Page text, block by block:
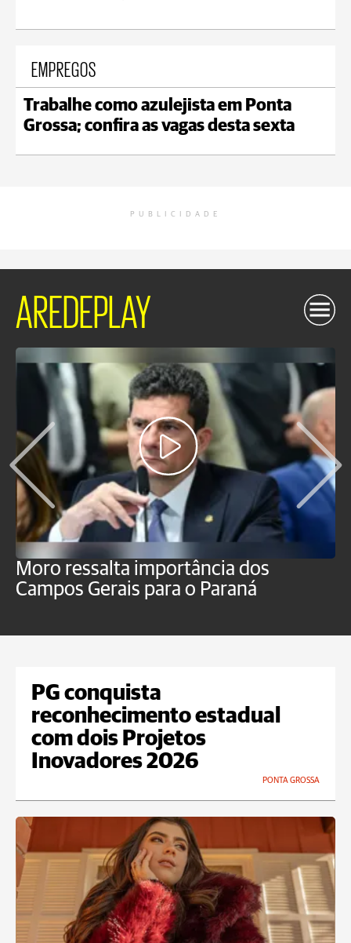
EMPREGOS
Trabalhe como azulejista em Ponta
Grossa; confira as vagas desta sexta
PUBLICIDADE
AREDEPLAY
Moro ressalta importância dos
Campos Gerais para o Paraná
PG conquista
reconhecimento estadual
com dois Projetos
Inovadores 2026
PONTA GROSSA